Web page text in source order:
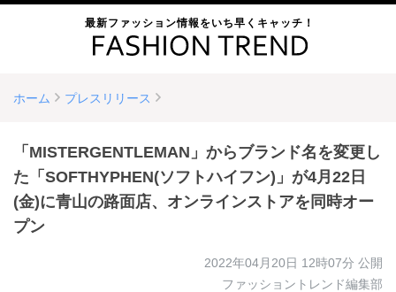
最新ファッション情報をいち早くキャッチ！
ホーム プレスリリース
「MISTERGENTLEMAN」からブランド名を変更し
た「SOFTHYPHEN(ソフトハイフン)」が4月22日
(金)に青山の路面店、オンラインストアを同時オー
プン
2022年04月20日 12時07分 公開
ファッショントレンド編集部